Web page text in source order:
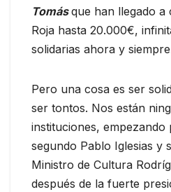
Tomásque han llegado a
Roja hasta 20.000€,
solidarias ahora y
Pero una cosa es ser
ser tontos. Nos están
instituciones, empezando
segundo Pablo Iglesias y
Ministro de Cultura
después de la fuerte